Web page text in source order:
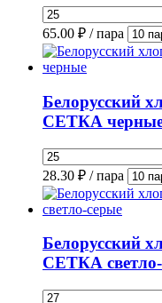
65.00 ₽ / пара
Белорусский
СЕТКА
28.30 ₽ / пара
Белорусский
СЕТКА